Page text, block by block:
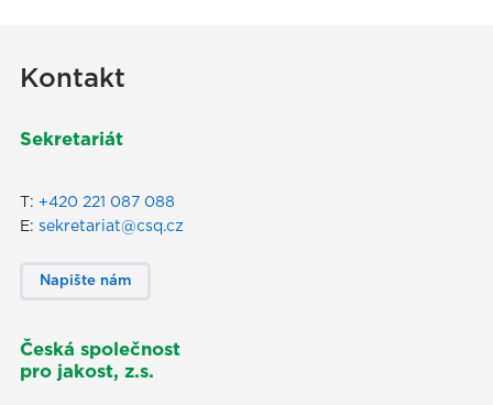
Kontakt
Sekretariát
T: +420 221 087 088
E: sekretariat@csq.cz
Napište nám
Česká společnost
pro jakost, z.s.